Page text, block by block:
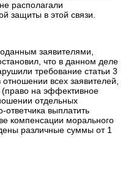
располагали
защиты в этой связи.
заявителями,
что в данном деле
требование статьи 3
всех заявителей,
(право на эффективное
отдельных
ответчика выплатить
компенсации морального
различные суммы от 1